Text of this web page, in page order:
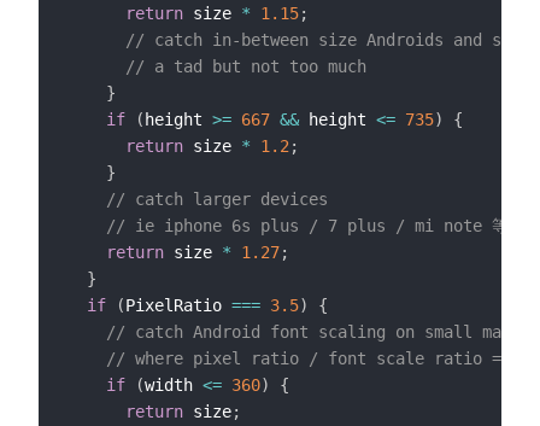
return size * 1.15;
// catch in-between size Androids and
// a tad but not too much
}
if
( height >= 667 && height <= 735)
{
return size * 1.2 ;
}
// catch larger devices
// ie iphone 6s plus / 7 plus / mi note 等等
return size * 1.27;
}
if
(PixelRatio === 3.5)
{
// catch Android font scaling on small
// where pixel ratio / font scale ratio =>
if
(width <= 360)
{
return size;